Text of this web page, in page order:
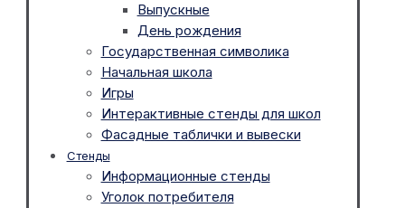
Выпускные
День рождения
Государственная символика
Начальная школа
Игры
Интерактивные стенды для школ
Фасадные таблички и вывески
Стенды
Информационные стенды
Уголок потребителя